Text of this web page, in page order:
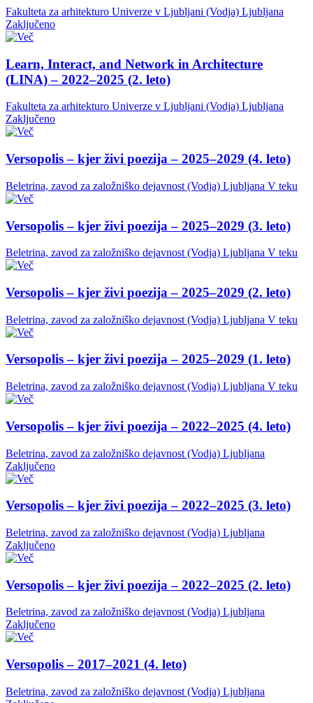
Fakulteta za arhitekturo Univerze v Ljubljani (Vodja) Ljubljana
Zaključeno
Learn, Interact, and Network in Architecture
(LINA) – 2022–2025 (2. leto)
Fakulteta za arhitekturo Univerze v Ljubljani (Vodja) Ljubljana
Zaključeno
Versopolis – kjer živi poezija – 2025–2029 (4. leto)
Beletrina, zavod za založniško dejavnost (Vodja) Ljubljana V teku
Versopolis – kjer živi poezija – 2025–2029 (3. leto)
Beletrina, zavod za založniško dejavnost (Vodja) Ljubljana V teku
Versopolis – kjer živi poezija – 2025–2029 (2. leto)
Beletrina, zavod za založniško dejavnost (Vodja) Ljubljana V teku
Versopolis – kjer živi poezija – 2025–2029 (1. leto)
Beletrina, zavod za založniško dejavnost (Vodja) Ljubljana V teku
Versopolis – kjer živi poezija – 2022–2025 (4. leto)
Beletrina, zavod za založniško dejavnost (Vodja) Ljubljana
Zaključeno
Versopolis – kjer živi poezija – 2022–2025 (3. leto)
Beletrina, zavod za založniško dejavnost (Vodja) Ljubljana
Zaključeno
Versopolis – kjer živi poezija – 2022–2025 (2. leto)
Beletrina, zavod za založniško dejavnost (Vodja) Ljubljana
Zaključeno
Versopolis – 2017–2021 (4. leto)
Beletrina, zavod za založniško dejavnost (Vodja) Ljubljana